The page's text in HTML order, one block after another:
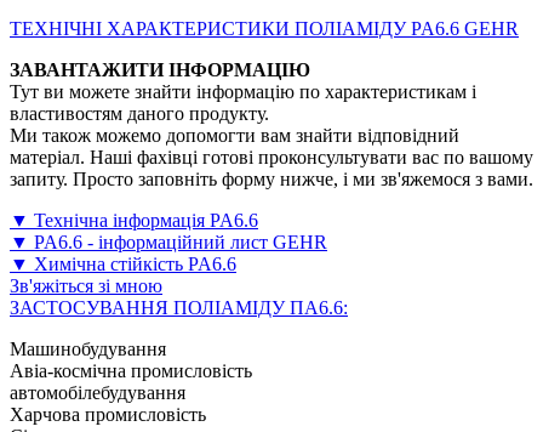
ТЕХНІЧНІ ХАРАКТЕРИСТИКИ ПОЛІАМІДУ PA6.6 GEHR
ЗАВАНТАЖИТИ ІНФОРМАЦІЮ
Тут ви можете знайти інформацію по характеристикам і
властивостям даного продукту.
Ми також можемо допомогти вам знайти відповідний
матеріал. Наші фахівці готові проконсультувати вас по вашому
запиту. Просто заповніть форму нижче, і ми зв'яжемося з вами.
▼ Технічна інформація PA6.6
▼ PA6.6 - інформаційний лист GEHR
▼ Химічна стійкість PA6.6
Зв'яжіться зі мною
ЗАСТОСУВАННЯ ПОЛІАМІДУ ПА6.6:
Машинобудування
Авіа-космічна промисловість
автомобілебудування
Харчова промисловість